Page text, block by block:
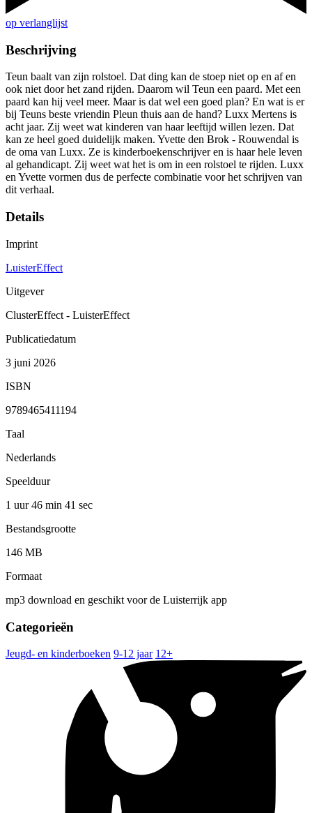
op verlanglijst
Beschrijving
Teun baalt van zijn rolstoel. Dat ding kan de stoep niet op en af en
ook niet door het zand rijden. Daarom wil Teun een paard. Met een
paard kan hij veel meer. Maar is dat wel een goed plan? En wat is er
bij Teuns beste vriendin Pleun thuis aan de hand? Luxx Mertens is
acht jaar. Zij weet wat kinderen van haar leeftijd willen lezen. Dat
kan ze heel goed duidelijk maken. Yvette den Brok - Rouwendal is
de oma van Luxx. Ze is kinderboekenschrijver en is haar hele leven
al gehandicapt. Zij weet wat het is om in een rolstoel te rijden. Luxx
en Yvette vormen dus de perfecte combinatie voor het schrijven van
dit verhaal.
Details
Imprint
LuisterEffect
Uitgever
ClusterEffect - LuisterEffect
Publicatiedatum
3 juni 2026
ISBN
9789465411194
Taal
Nederlands
Speelduur
1 uur 46 min 41 sec
Bestandsgrootte
146 MB
Formaat
mp3 download en geschikt voor de Luisterrijk app
Categorieën
Jeugd- en kinderboeken 9-12 jaar 12+